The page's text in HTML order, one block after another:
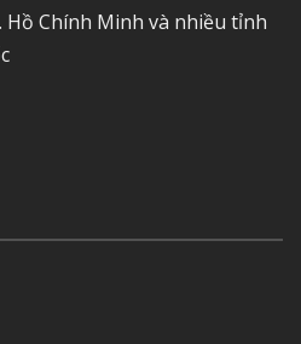
Hồ Chính Minh và nhiều tỉnh